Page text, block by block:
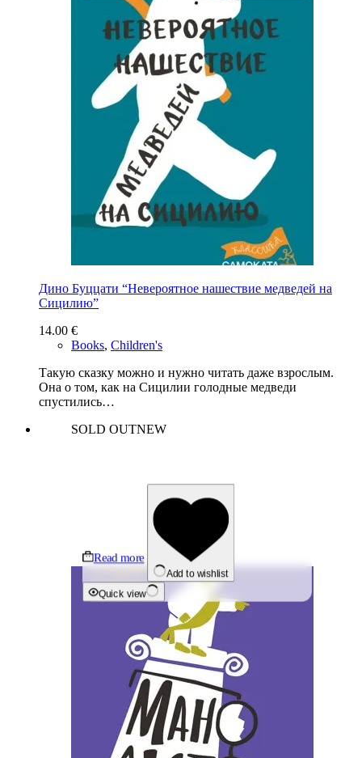
Дино Буццати “Невероятное нашествие медведей на
Сицилию”
14.00 €
Books, Children's
Такую сказку можно и нужно читать даже взрослым.
Она о том, как на Сицилии голодные медведи
спустились…
SOLD OUTNEW
Read more
Add to wishlist
Quick view